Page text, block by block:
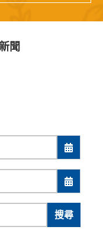
聞
搜尋